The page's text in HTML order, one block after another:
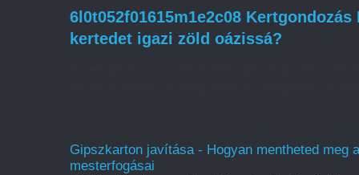
6l0t052f01615m1e2c08
kertedet igazi zöld oázissá?
Gipszkarton javítása - Hogyan mentheted meg
mesterfogásai